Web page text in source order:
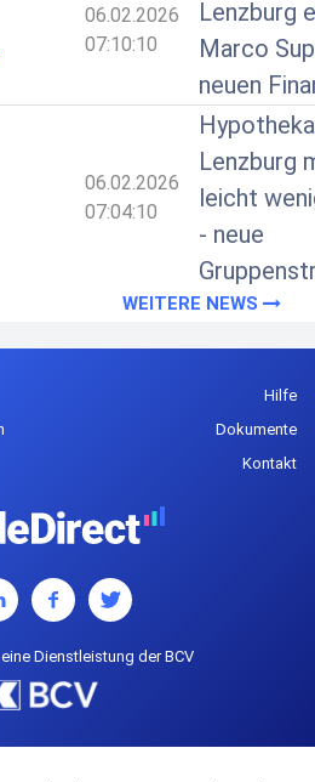
06.02.2026
07:10:10
Lenzburg
Marco
neuen
06.02.2026
07:04:10
Lenzburg
leicht
- neue
WEITERE NEWS
Hilfe
Dokumente
Kontakt
Dienstleistung der BCV